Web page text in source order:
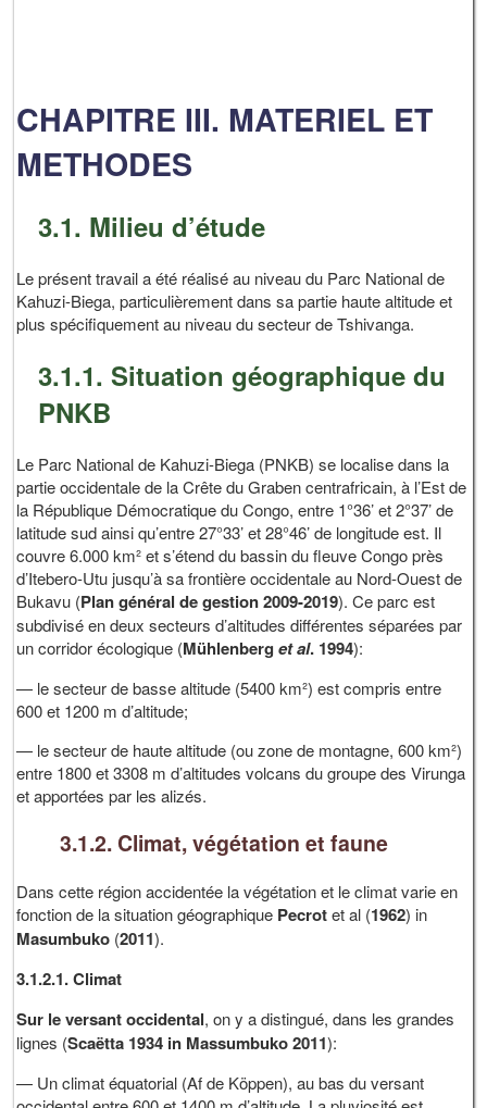
CHAPITRE III. MATERIEL ET
METHODES
3.1. Milieu d’étude
Le présent travail a été réalisé au niveau du Parc National de
Kahuzi-Biega, particulièrement dans sa partie haute altitude et
plus spécifiquement au niveau du secteur de Tshivanga.
3.1.1. Situation géographique du
PNKB
Le Parc National de Kahuzi-Biega (PNKB) se localise dans la
partie occidentale de la Crête du Graben centrafricain, à l’Est de
la République Démocratique du Congo, entre 1°36’ et 2°37’ de
latitude sud ainsi qu’entre 27°33’ et 28°46’ de longitude est. Il
couvre 6.000 km² et s’étend du bassin du fleuve Congo près
d’Itebero-Utu jusqu’à sa frontière occidentale au Nord-Ouest de
Bukavu (Plan général de gestion 2009-2019). Ce parc est
subdivisé en deux secteurs d’altitudes différentes séparées par
un corridor écologique (Mühlenberget al. 1994):
— le secteur de basse altitude (5400 km²) est compris entre
600 et 1200 m d’altitude;
— le secteur de haute altitude (ou zone de montagne, 600 km²)
entre 1800 et 3308 m d’altitudes volcans du groupe des Virunga
et apportées par les alizés.
3.1.2. Climat, végétation et faune
Dans cette région accidentée la végétation et le climat varie en
fonction de la situation géographique Pecrotet al (1962) in
Masumbuko (2011).
3.1.2.1. Climat
Sur le versant occidental, on y a distingué, dans les grandes
lignes (Scaëtta 1934 in Massumbuko 2011):
— Un climat équatorial (Af de Köppen), au bas du versant